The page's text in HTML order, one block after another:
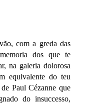
com a greda das
dos que te
na galeria dolorosa
equivalente do teu
Paul Cézanne que
do insuccesso,